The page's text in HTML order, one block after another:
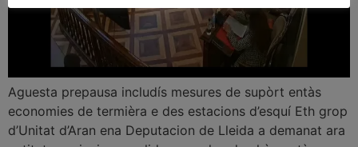
Aguesta prepausa includís mesures de supòrt entàs
economies de termièra e des estacions d’esquí Eth grop
d’Unitat d’Aran ena Deputacion de Lleida a demanat ara